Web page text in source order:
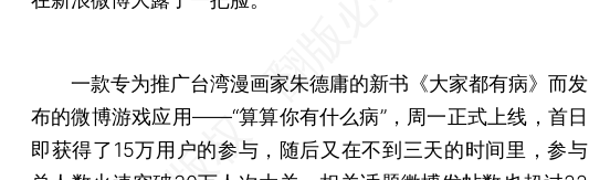
一款专为推广台湾漫画家朱德庸的新书《大家都有病》而发
布的微博游戏应用——“算算你有什么病”，周一正式上线，首日
即获得了15万用户的参与，随后又在不到三天的时间里，参与